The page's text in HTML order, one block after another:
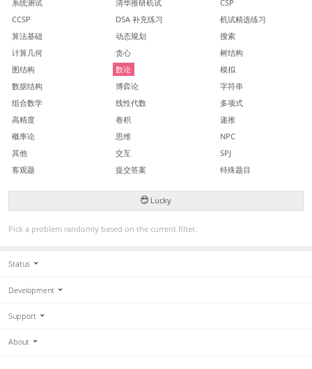
系统测试 清华推研机试
CSP
CCSP
DSA 补充练习
机试精选练习
算法基础
动态规划
搜索
计算几何
贪心
树结构
图结构
数论
模拟
数据结构
博弈论
字符串
组合数学
线性代数
多项式
高精度
卷积
递推
概率论
思维
NPC
其他
交互
SPJ
客观题
提交答案 特殊题目
Lucky
Pick a problem randomly based on the current filter.
Status
Development
Support
About